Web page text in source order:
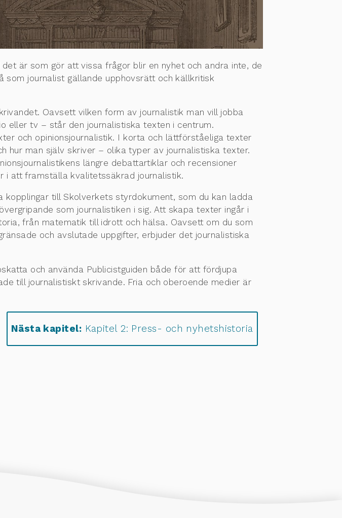
är som gör att vissa frågor blir en nyhet och andra inte, de
journalist gällande upphovsrätt och källkritisk
Oavsett vilken form av journalistik man vill jobba
eller tv – står den journalistiska texten i centrum.
och opinionsjournalistik. I korta och lättförståeliga texter
hur man själv skriver – olika typer av journalistiska texter.
längre debattartiklar och recensioner
i att framställa kvalitetssäkrad journalistik.
kopplingar till Skolverkets styrdokument, som du kan ladda
som journalistiken i sig. Att skapa texter ingår i
från matematik till idrott och hälsa. Oavsett om du som
och avslutade uppgifter, erbjuder det journalistiska
och använda Publicistguiden både för att fördjupa
till journalistiskt skrivande. Fria och oberoende medier är
Nästa kapitel: Kapitel 2: Press- och nyhetshistoria